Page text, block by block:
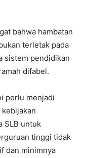
bahwa hambatan
terletak pada
sistem pendidikan
difabel.
perlu menjadi
SLB untuk
tinggi tidak
dan minimnya